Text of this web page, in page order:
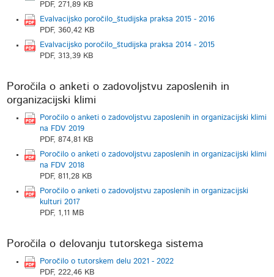
PDF, 271,89 KB
Evalvacijsko poročilo_študijska praksa 2015 - 2016
PDF, 360,42 KB
Evalvacijsko poročilo_študijska praksa 2014 - 2015
PDF, 313,39 KB
Poročila o anketi o zadovoljstvu zaposlenih in
organizacijski klimi
Poročilo o anketi o zadovoljstvu zaposlenih in organizacijski klimi
na FDV 2019
PDF, 874,81 KB
Poročilo o anketi o zadovoljstvu zaposlenih in organizacijski klimi
na FDV 2018
PDF, 811,28 KB
Poročilo o anketi o zadovoljstvu zaposlenih in organizacijski
kulturi 2017
PDF, 1,11 MB
Poročila o delovanju tutorskega sistema
Poročilo o tutorskem delu 2021 - 2022
PDF, 222,46 KB